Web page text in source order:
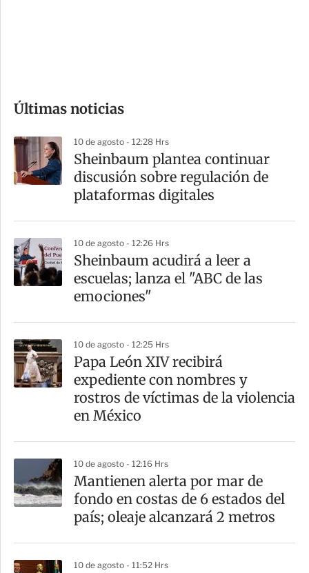
m
a
r
t
Últimas noticias
10 de agosto - 12:28 Hrs
Sheinbaum plantea continuar
discusión sobre regulación de
plataformas digitales
10 de agosto - 12:26 Hrs
Sheinbaum acudirá a leer a
escuelas; lanza el "ABC de las
emociones"
10 de agosto - 12:25 Hrs
Papa León XIV recibirá
expediente con nombres y
rostros de víctimas de la violencia
en México
10 de agosto - 12:16 Hrs
Mantienen alerta por mar de
fondo en costas de 6 estados del
país; oleaje alcanzará 2 metros
10 de agosto - 11:52 Hrs